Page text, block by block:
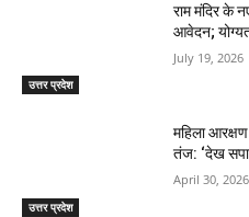
उत्तर प्रदेश
राम मंदिर के
आवेदन;
July 19, 2026
उत्तर प्रदेश
महिला
तंज: ‘देख
April 30, 2026